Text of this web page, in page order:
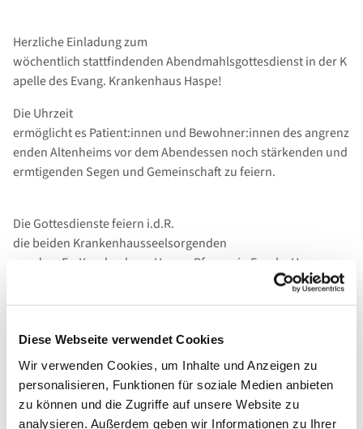
Diese Webseite verwendet Cookies
Wir verwenden Cookies, um Inhalte und Anzeigen zu
personalisieren, Funktionen für soziale Medien anbieten
zu können und die Zugriffe auf unsere Website zu
analysieren. Außerdem geben wir Informationen zu Ihrer
Herzliche Einladung zum
wöchentlich stattfindenden Abendmahlsgottesdienst in der K
apelle des Evang. Krankenhaus Haspe!
Die Uhrzeit
ermöglicht es Patient:innen und Bewohner:innen des angrenz
enden Altenheims vor dem Abendessen noch stärkenden und
ermtigenden Segen und Gemeinschaft zu feiern.
Die Gottesdienste feiern i.d.R.
die beiden Krankenhausseelsorgenden
aus dem Ev. Krankenhaus Haspe, Pfrarrerin Frauke Hayungs
und dem Allgemeinen Krankenhaus Hagen, Pfarrer Jürgen
Krullmann, mit Ihnen.
Wie gewohnt findet auch eine Audio- und Video-
Übertragung in die Zimmer statt.